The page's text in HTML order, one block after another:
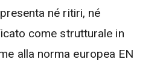
né ritiri, né
come strutturale in
alla norma europea EN